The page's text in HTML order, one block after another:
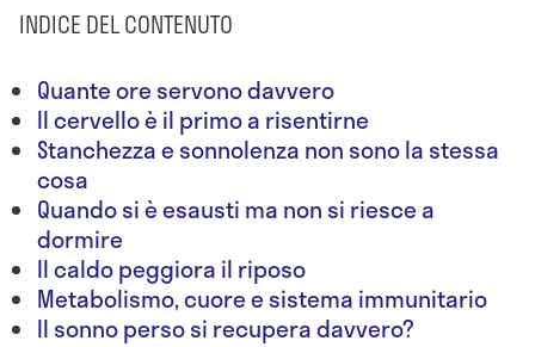
INDICE DEL CONTENUTO
Quante ore servono davvero
Il cervello è il primo a risentirne
Stanchezza e sonnolenza non sono la stessa
cosa
Quando si è esausti ma non si riesce a
dormire
Il caldo peggiora il riposo
Metabolismo, cuore e sistema immunitario
Il sonno perso si recupera davvero?